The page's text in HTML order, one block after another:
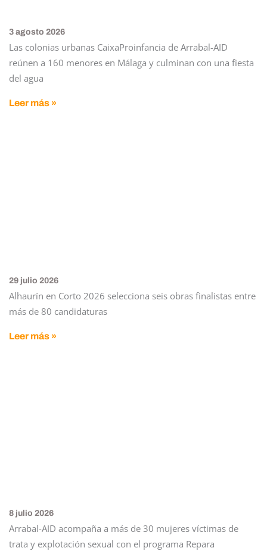
3 agosto 2026
Las colonias urbanas CaixaProinfancia de Arrabal-AID
reúnen a 160 menores en Málaga y culminan con una fiesta
del agua
Leer más »
29 julio 2026
Alhaurín en Corto 2026 selecciona seis obras finalistas entre
más de 80 candidaturas
Leer más »
8 julio 2026
Arrabal-AID acompaña a más de 30 mujeres víctimas de
trata y explotación sexual con el programa Repara